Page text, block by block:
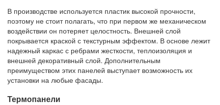
В производстве используется пластик высокой прочности,
поэтому не стоит полагать, что при первом же механическом
воздействии он потеряет целостность. Внешней слой
покрывается краской с текстурным эффектом. В основе лежит
надежный каркас с ребрами жесткости, теплоизоляция и
внешней декоративный слой. Дополнительным
преимуществом этих панелей выступает возможность их
установки на любые фасады.
Термопанели